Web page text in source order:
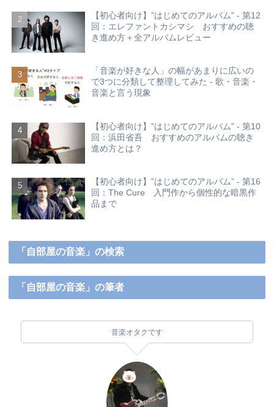
【初心者向け】”はじめてのアルバム” - 第12
回：エレファントカシマシ おすすめの聴
き進め方＋全アルバムレビュー
「音楽が好きな人」の幅があまりに広いの
で3つに分類して整理してみた - 歌・音楽・
音楽と言う現象
【初心者向け】”はじめてのアルバム” - 第10
回：浜田省吾 おすすめのアルバムの聴き
進め方とは？
【初心者向け】”はじめてのアルバム” - 第16
回：The Cure 入門作から個性的な暗黒作
品まで
「自部屋の音楽」の検索
「自部屋の音楽」の筆者
音楽オタクです